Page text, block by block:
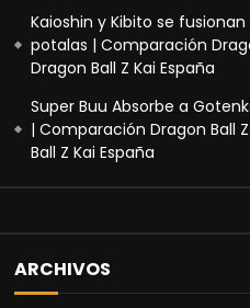
Kaioshin y Kibito se
potalas | Comparación
Dragon Ball Z Kai España
Super Buu Absorbe a
| Comparación Dragon Ball
Ball Z Kai España
ARCHIVOS